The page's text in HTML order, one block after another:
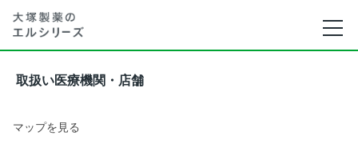
取扱い医療機関・店舗
マップを見る